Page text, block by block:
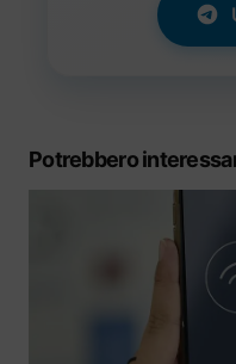
Potrebbero